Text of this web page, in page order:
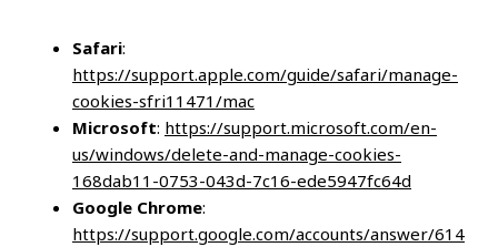
Safari:
https://support.apple.com/guide/safari/manage-
cookies-sfri11471/mac
Microsoft: https://support.microsoft.com/en-
us/windows/delete-and-manage-cookies-
168dab11-0753-043d-7c16-ede5947fc64d
Google Chrome:
https://support.google.com/accounts/answer/614